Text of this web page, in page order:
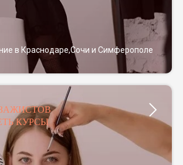
в Краснодаре,Сочи и Симферополе
КУРСЫ